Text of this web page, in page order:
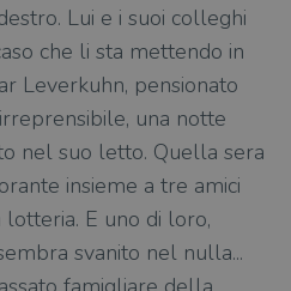
Lui e i suoi colleghi
che li sta mettendo in
Leverkuhn, pensionato
una notte
nel suo letto. Quella sera
insieme a tre amici
E uno di loro,
svanito nel nulla...